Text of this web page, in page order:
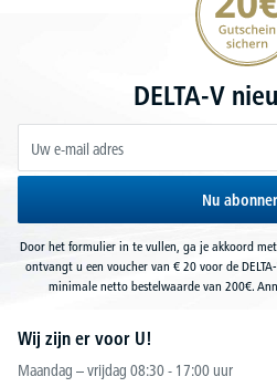
DELTA-V
Nu
Door het formulier in te vullen, ga je akkoord
ontvangt u een voucher van € 20 voor de
minimale netto bestelwaarde van 200€.
Wij zijn er voor U!
Maandag – vrijdag 08:30 - 17:00 uur